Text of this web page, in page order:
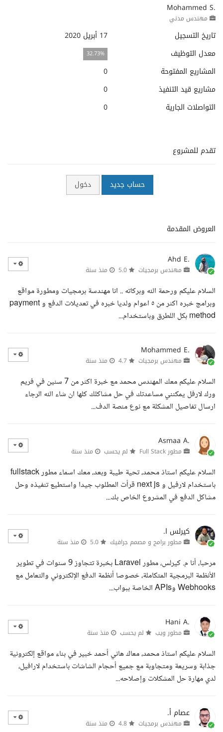
Mohammed S.
مهندس مدني
تاريخ التسجيل
17 أبريل 2020
معدل التوظيف
32.73%
المشاريع المفتوحة
0
مشاريع قيد التنفيذ
0
التواصلات الجارية
0
تقدم للمشروع
حساب جديد دخول
العروض المقدمة
Ahd E.
مهندس برمجيات منذ سنة
السلام عليكم ورحمة الله وبركاته .. انا مهندسة برمجيات ومطورة مواقع
وبرامج خبره اكثر من ٥ اعوام ولديا خبره في تعديلات الدفع و payment
method بكل اللطرق وباستخدام...
Mohammed E.
مهندس برمجيات منذ سنة
السلام عليكم معك المهندس محمد مع خبرة اكثر من 7 سنين في فريم
ورك لارفل يمكنني مساعدتك في حل مشاكلك كلها ان شاء الله الرجاء
ارسال تفاصيل المشكلة مع نوع منصة الدف...
Asmaa A.
مطور Full Stack لم يحسب منذ سنة
السلام عليكم استاذ محمد، تحية طيبة وبعد، معك اسماء مطور fullstack
باستخدام لارفيل و next js قرأت المطلوب جيدا واستطيع تنفيذه وحل
مشاكل الدفع في المشروع الخاص بك...
كيرلس ا.
مطور برامج و مصمم جرافيك منذ سنة
مرحبا، أنا م. كيرلس، مطور Laravel بخبرة تتجاوز 9 سنوات في تطوير
الأنظمة البرمجية المتكاملة، خصوصا أنظمة الدفع الإلكتروني والتعامل مع
Webhooks وAPIs الخاصة ببواب...
Hani A.
مطور ويب لم يحسب منذ سنة
السلام عليكم استاذ محمد، معاك هاني أحمد خبير في بناء مواقع إلكترونية
جذابة وسريعة ومتجاوبة مع جميع أحجام الشاشات باستخدام لارافيل،
لدي مهارة حل المشكلات وإصلاحه...
عصام أ.
مهندس برمجيات منذ سنة